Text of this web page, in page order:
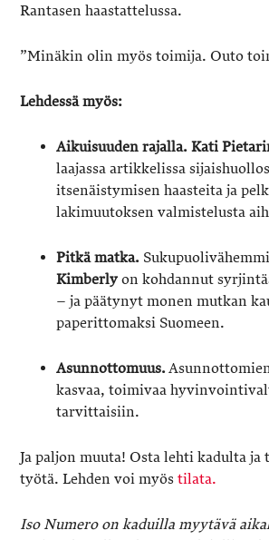
Rantasen haastattelussa.
”Minäkin olin myös toimija. Outo
Lehdessä myös:
Aikuisuuden rajalla. Kati
laajassa artikkelissa
itsenäistymisen haasteita ja
lakimuutoksen valmistelusta
Pitkä matka.
Kimberly on kohdannut
– ja päätynyt monen mutkan
paperittomaksi Suomeen.
Asunnottomuus.
kasvaa, toimivaa
tarvittaisiin.
Ja paljon muuta! Osta lehti kadulta ja
työtä. Lehden voi myöstilata.
Iso Numero on kaduilla myytävä